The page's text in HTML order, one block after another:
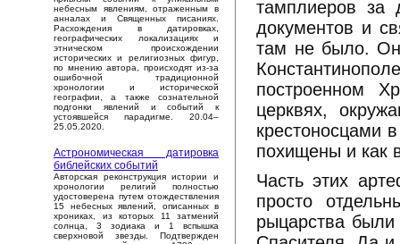
небесным явлениям, отраженным в
анналах и Священных писаниях.
Расхождения в датировках,
географических локализациях и
этническом происхождении
исторических и религиозных фигур,
по мнению автора, происходят из-за
ошибочной традиционной
хронологии и исторической
географии, а также сознательной
подгонки явлений и событий к
устоявшейся парадигме. 20.04–
25.05.2020.
Астрономическая датировка
библейских событий
Авторская реконструкция истории и
хронологии религий полностью
удостоверена путем отождествления
15 небесных явлений, описанных в
хрониках, из которых 11 затмений
солнца, 3 зодиака и 1 вспышка
сверхновой звезды. Подтвержден
тамплиеров за
документов и
там не было.
построенном
церквях,
крестоносцами
похищены и как
Часть этих
просто
рыцарства